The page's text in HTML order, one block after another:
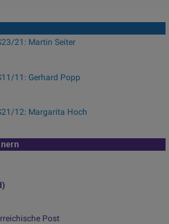
21: Martin Seiter
11: Gerhard Popp
12: Margarita Hoch
Post